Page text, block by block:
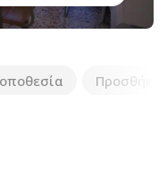
Προσθήκη